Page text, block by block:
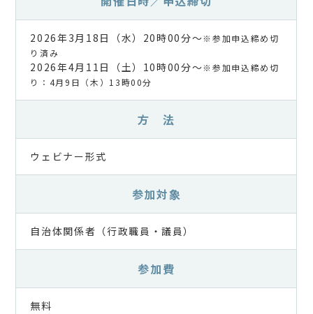
2026年3月18日（水）20時00分～※参加申込締め切
り済み
2026年4月11日（土）10時00分～※参加申込締め切
り：4月9日（木）13時00分
方 法
ウェビナー形式
参加対象
自治体関係者（行政職員・議員）
参加費
無料